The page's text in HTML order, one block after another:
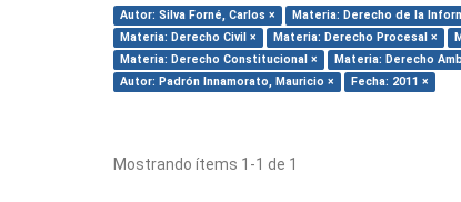
Autor: Silva Forné, Carlos × Materia: Derecho de la
Materia: Derecho Civil ×
Materia: Derecho Procesal ×
Materia: Derecho Constitucional ×
Materia: Derecho
Autor: Padrón Innamorato, Mauricio ×
Fecha: 2011 ×
Mostrando ítems 1-1 de 1